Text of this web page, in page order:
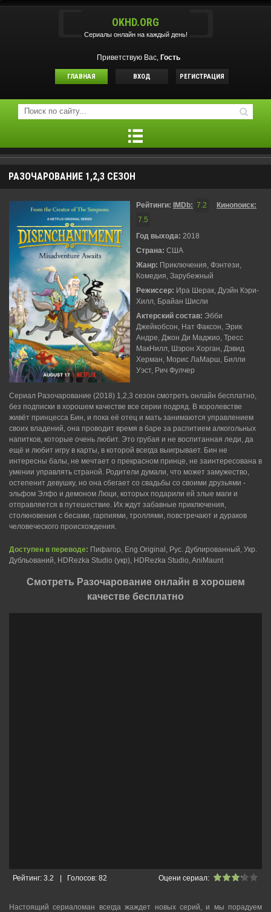
OKHD.ORG
Сериалы онлайн на каждый день!
Приветствую Вас, Гость
ГЛАВНАЯ ВХОД РЕГИСТРАЦИЯ
РАЗОЧАРОВАНИЕ 1,2,3 СЕЗОН
Рейтинги: IMDb: 7.2
Кинопоиск:
7.5
Год выхода: 2018
Страна: США
Жанр: Приключения, Фэнтези,
Комедия, Зарубежный
Режиссер: Ира Шерак, Дуэйн Кэри-
Хилл, Брайан Шисли
Актерский состав: Эбби
Джейкобсон, Нат Факсон, Эрик
Андре, Джон Ди Маджио, Тресс
МакНилл, Шэрон Хорган, Дэвид
Херман, Морис ЛаМарш, Билли
Уэст, Рич Фулчер
Сериал Разочарование (2018) 1,2,3 сезон смотреть онлайн бесплатно,
без подписки в хорошем качестве все серии подряд. В королевстве
живёт принцесса Бин, и пока её отец и мать занимаются управлением
своих владений, она проводит время в баре за распитием алкогольных
напитков, которые очень любит. Это грубая и не воспитанная леди, да
ещё и любит игру в карты, в которой всегда выигрывает. Бин не
интересны балы, не мечтает о прекрасном принце, не заинтересована в
умении управлять страной. Родители думали, что может замужество,
остепенит девушку, но она сбегает со свадьбы со своими друзьями -
эльфом Элфо и демоном Люци, которых подарили ей злые маги и
отправляется в путешествие. Их ждут забавные приключения,
столкновения с бесами, гарпиями, троллями, повстречают и дураков
человеческого происхождения.
Доступен в переводе: Пифагор, Eng.Original, Рус. Дублированный, Укр.
Дубльований, HDRezka Studio (укр), HDRezka Studio, AniMaunt
Смотреть Разочарование онлайн в хорошем
качестве бесплатно
Оцени сериал:
Рейтинг: 3.2 Голосов:82
Настоящий сериаломан всегда жаждет новых серий, и мы порадуем